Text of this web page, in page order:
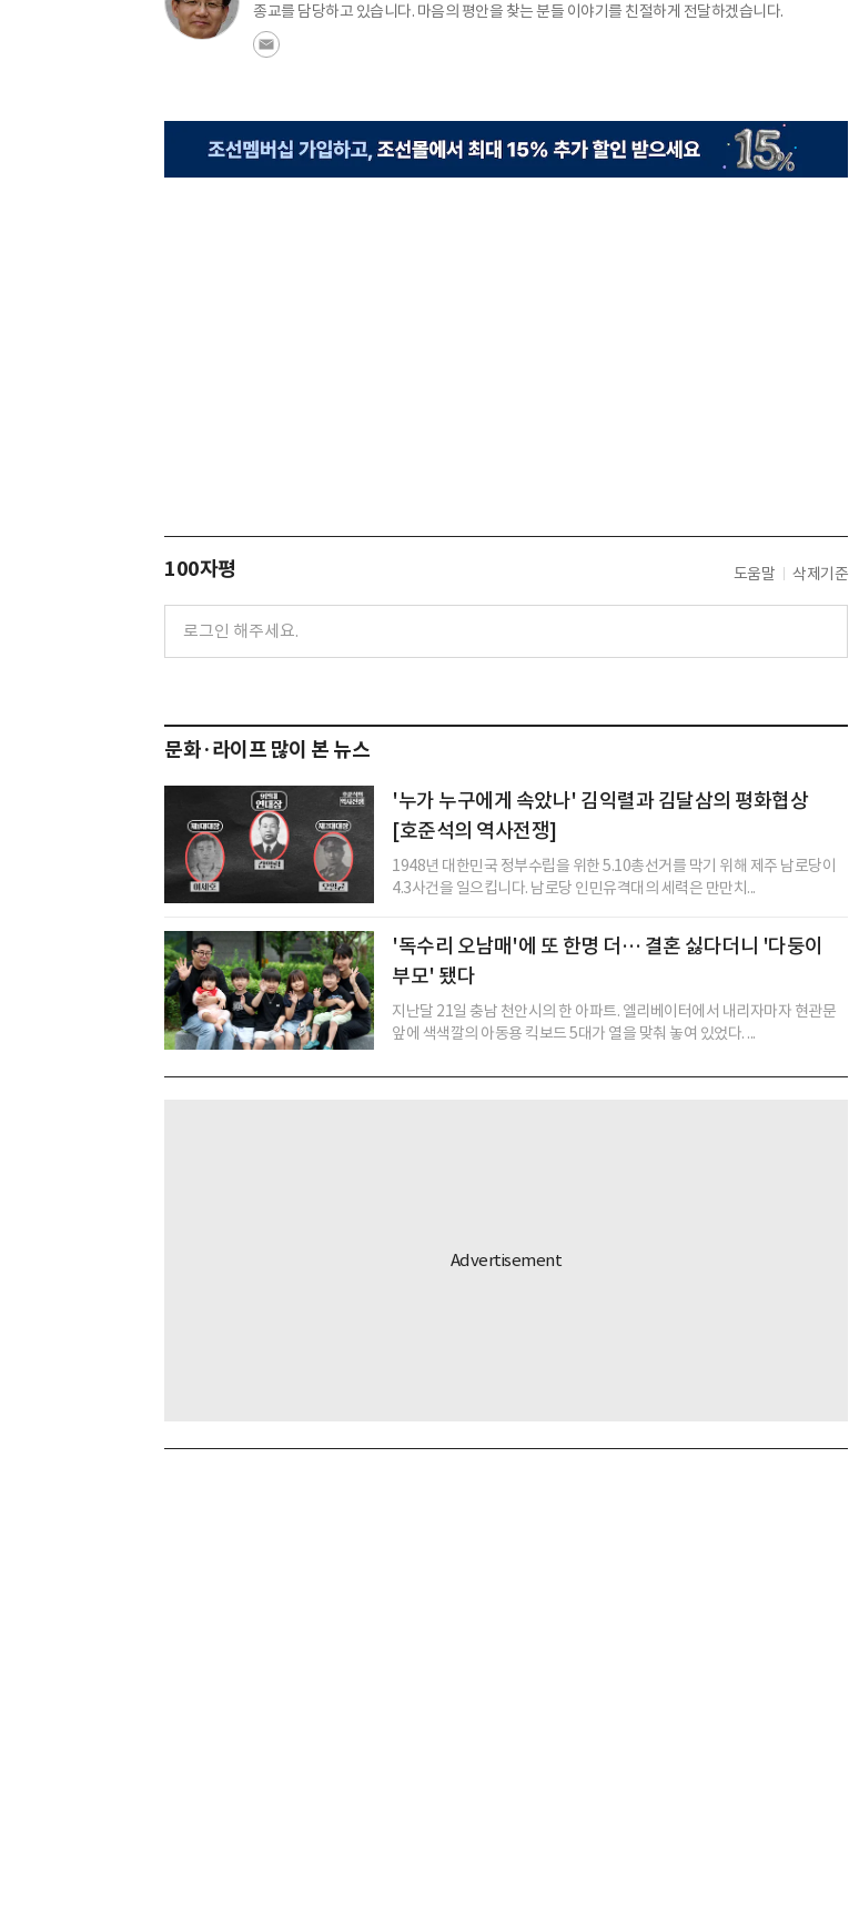
종교를 담당하고 있습니다. 마음의 평안을 찾는 분들 이야기를 친절하게 전달하겠습니다.
100자평 도움말 삭제기준
문화·라이프 많이 본 뉴스
'누가 누구에게 속았나' 김익렬과 김달삼의 평화협상
[호준석의 역사전쟁]
1948년 대한민국 정부수립을 위한 5.10총선거를 막기 위해 제주 남로당이
4.3사건을 일으킵니다. 남로당 인민유격대의 세력은 만만치...
'독수리 오남매'에 또 한명 더… 결혼 싫다더니 '다둥이
부모' 됐다
지난달 21일 충남 천안시의 한 아파트. 엘리베이터에서 내리자마자 현관문
앞에 색색깔의 아동용 킥보드 5대가 열을 맞춰 놓여 있었다. ...